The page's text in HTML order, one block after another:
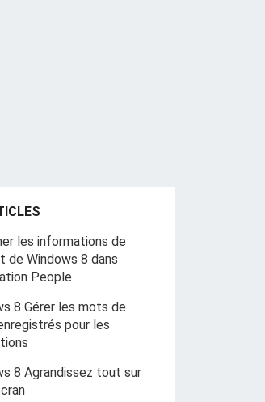
les informations de
de Windows 8 dans
People
8 Gérer les mots de
pour les
8 Agrandissez tout sur